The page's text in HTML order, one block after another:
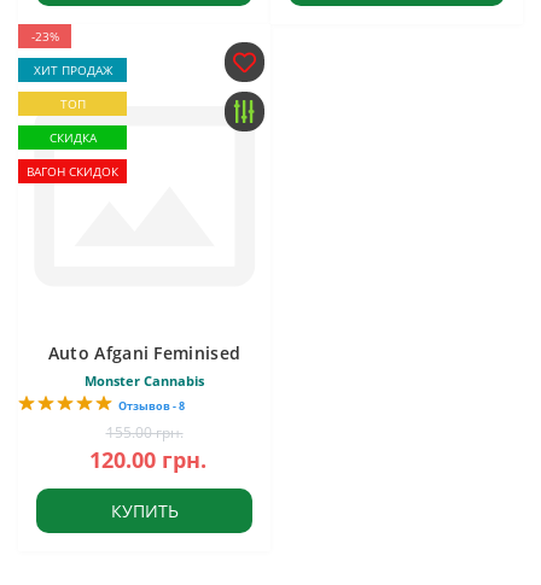
-23%
ХИТ ПРОДАЖ
ТОП
СКИДКА
ВАГОН СКИДОК
Auto Afgani Feminised
Monster Cannabis
Отзывов - 8
155.00 грн.
120.00 грн.
КУПИТЬ